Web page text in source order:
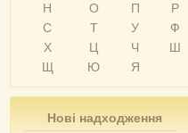
Н
О П
Р
С
Т У
Ф
Х
Ц Ч
Ш
Щ
Ю Я
Нові надходження